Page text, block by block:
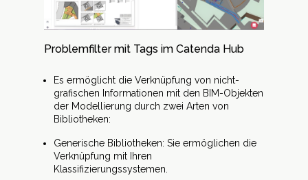
Problemfilter mit Tags im Catenda Hub
Es ermöglicht die Verknüpfung von nicht-
grafischen Informationen mit den BIM-Objekten
der Modellierung durch zwei Arten von
Bibliotheken:
Generische Bibliotheken: Sie ermöglichen die
Verknüpfung mit Ihren
Klassifizierungssystemen.